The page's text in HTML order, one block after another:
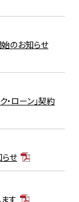
始のお知らせ
・ローン」契約
せ
す